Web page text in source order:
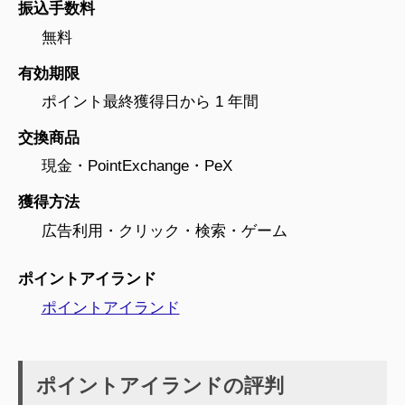
振込手数料
無料
有効期限
ポイント最終獲得日から 1 年間
交換商品
現金・PointExchange・PeX
獲得方法
広告利用・クリック・検索・ゲーム
ポイントアイランド
ポイントアイランド
ポイントアイランドの評判